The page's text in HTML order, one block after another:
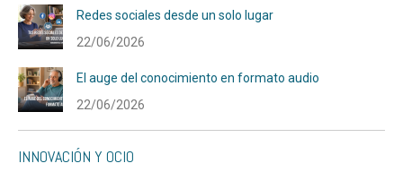
Redes sociales desde un solo lugar
22/06/2026
El auge del conocimiento en formato audio
22/06/2026
INNOVACIÓN Y OCIO